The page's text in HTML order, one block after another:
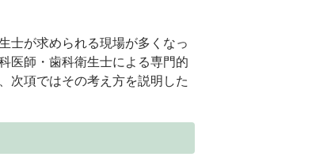
士が求められる現場が多くなっ
医師・歯科衛生士による専門的
次項ではその考え方を説明した